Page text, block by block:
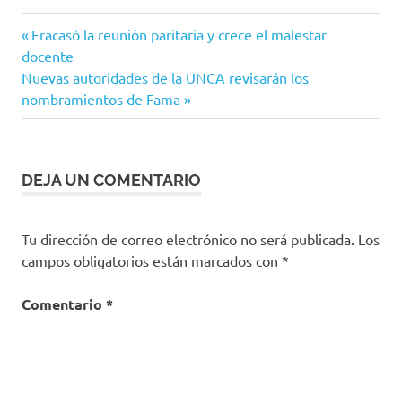
Navegación
de
entradas
Entrada
anterior:
Fracasó la reunión paritaria y crece el malestar
docente
Siguiente
entrada:
Nuevas autoridades de la UNCA revisarán los
nombramientos de Fama
DEJA UN COMENTARIO
Tu dirección de correo electrónico no será publicada. Los
campos obligatorios están marcados con *
Comentario *